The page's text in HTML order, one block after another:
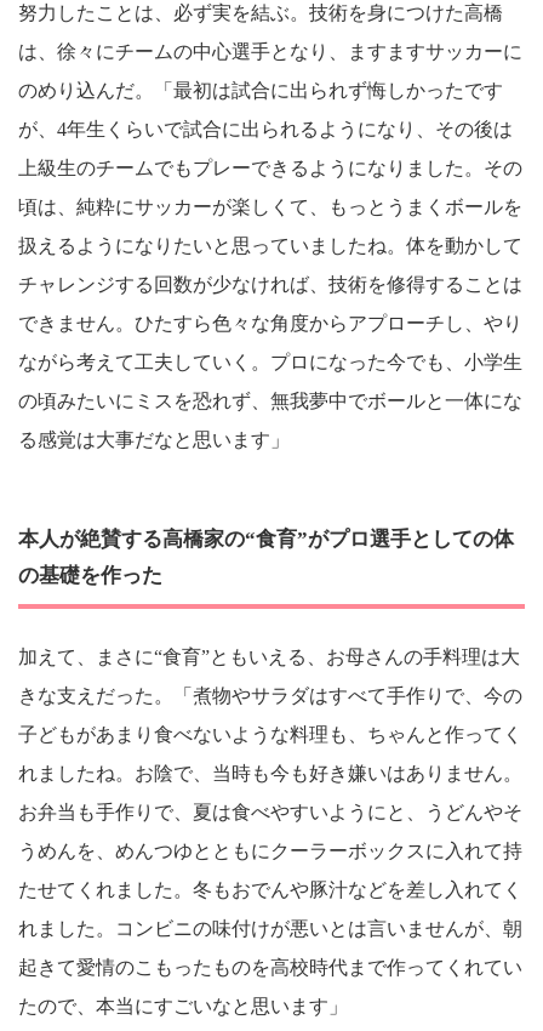
努力したことは、必ず実を結ぶ。技術を身につけた高橋
は、徐々にチームの中心選手となり、ますますサッカーに
のめり込んだ。「最初は試合に出られず悔しかったです
が、4年生くらいで試合に出られるようになり、その後は
上級生のチームでもプレーできるようになりました。その
頃は、純粋にサッカーが楽しくて、もっとうまくボールを
扱えるようになりたいと思っていましたね。体を動かして
チャレンジする回数が少なければ、技術を修得することは
できません。ひたすら色々な角度からアプローチし、やり
ながら考えて工夫していく。プロになった今でも、小学生
の頃みたいにミスを恐れず、無我夢中でボールと一体にな
る感覚は大事だなと思います」
本人が絶賛する高橋家の“食育”がプロ選手としての体
の基礎を作った
加えて、まさに“食育”ともいえる、お母さんの手料理は大
きな支えだった。「煮物やサラダはすべて手作りで、今の
子どもがあまり食べないような料理も、ちゃんと作ってく
れましたね。お陰で、当時も今も好き嫌いはありません。
お弁当も手作りで、夏は食べやすいようにと、うどんやそ
うめんを、めんつゆとともにクーラーボックスに入れて持
たせてくれました。冬もおでんや豚汁などを差し入れてく
れました。コンビニの味付けが悪いとは言いませんが、朝
起きて愛情のこもったものを高校時代まで作ってくれてい
たので、本当にすごいなと思います」